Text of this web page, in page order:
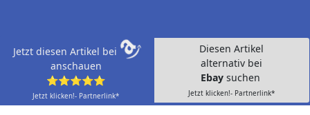
Jetzt diesen Artikel bei
anschauen
⭐⭐⭐⭐⭐
Jetzt klicken!- Partnerlink*
Diesen Artikel
alternativ bei
Ebay suchen
Jetzt klicken!- Partnerlink*